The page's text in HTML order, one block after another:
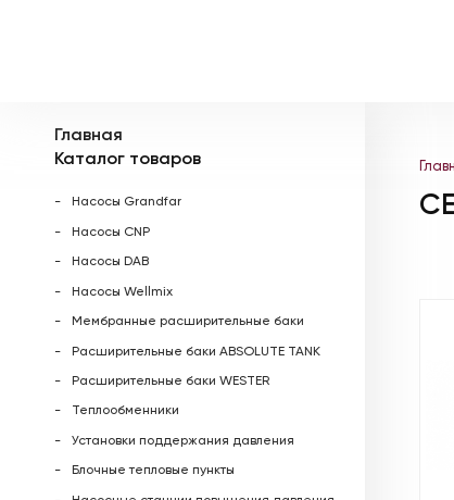
Главная
Каталог товаров
Насосы Grandfar
Насосы CNP
Насосы DAB
Насосы Wellmix
Мембранные расширительные баки
Расширительные баки ABSOLUTE TANK
Расширительные баки WESTER
Теплообменники
Установки поддержания давления
Блочные тепловые пункты